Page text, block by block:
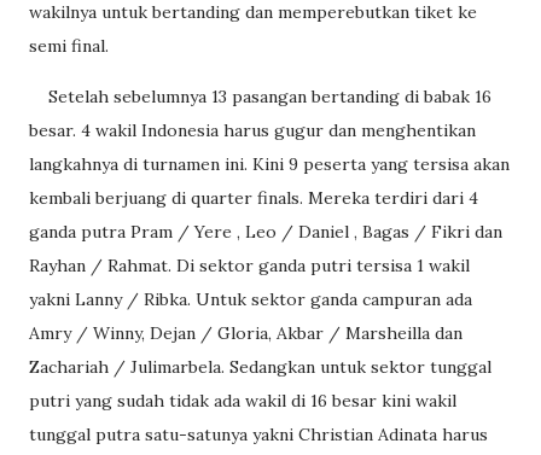
wakilnya untuk bertanding dan memperebutkan tiket ke
semi final.
Setelah sebelumnya 13 pasangan bertanding di babak 16
besar. 4 wakil Indonesia harus gugur dan menghentikan
langkahnya di turnamen ini. Kini 9 peserta yang tersisa akan
kembali berjuang di quarter finals. Mereka terdiri dari 4
ganda putra Pram / Yere , Leo / Daniel , Bagas / Fikri dan
Rayhan / Rahmat. Di sektor ganda putri tersisa 1 wakil
yakni Lanny / Ribka. Untuk sektor ganda campuran ada
Amry / Winny, Dejan / Gloria, Akbar / Marsheilla dan
Zachariah / Julimarbela. Sedangkan untuk sektor tunggal
putri yang sudah tidak ada wakil di 16 besar kini wakil
tunggal putra satu-satunya yakni Christian Adinata harus